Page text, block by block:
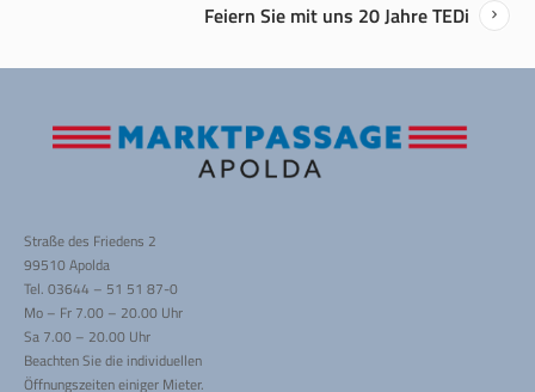
Feiern Sie mit uns 20 Jahre TEDi
Straße des Friedens 2
99510 Apolda
Tel. 03644 – 51 51 87-0
Mo – Fr 7.00 – 20.00 Uhr
Sa 7.00 – 20.00 Uhr
Beachten Sie die individuellen
Öffnungszeiten einiger Mieter.